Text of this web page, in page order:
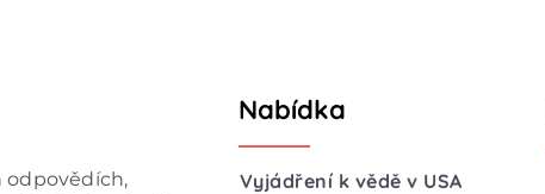
odpovědích,
Nabídka
Vyjádření k vědě v USA